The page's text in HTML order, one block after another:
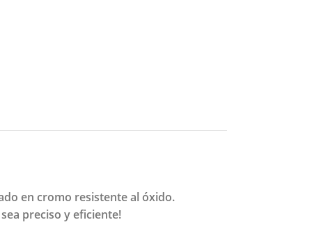
en cromo resistente al óxido.
preciso y eficiente!